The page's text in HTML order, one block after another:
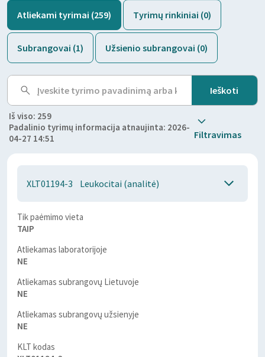
Atliekami tyrimai (259) Tyrimų rinkiniai (0)
Subrangovai (1) Užsienio subrangovai (0)
Iš viso: 259
Padalinio tyrimų informacija atnaujinta: 2026-
04-27 14:51
Filtravimas
XLT01194-3 Leukocitai (analitė)
Tik paėmimo vieta
TAIP
Atliekamas laboratorijoje
NE
Atliekamas subrangovų Lietuvoje
NE
Atliekamas subrangovų užsienyje
NE
KLT kodas